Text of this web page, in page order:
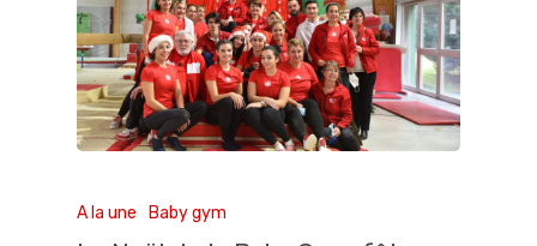
A la une Baby gym